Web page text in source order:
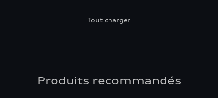
Tout charger
Produits recommandés